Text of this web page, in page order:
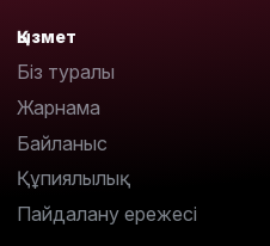
Қызмет
Біз туралы
Жарнама
Байланыс
Құпиялылық
Пайдалану ережесі